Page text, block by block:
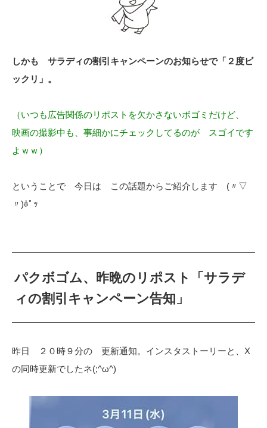
しかも サラディの割引キャンペーンのお知らせで「２度ビ
ックリ」。
（いつも広告関係のリポストを欠かさないボゴミだけど、
映画の撮影中も、事細かにチェックしてるのが スゴイです
よｗｗ）
ということで 今日は この話題からご紹介します (〃▽
〃)ﾎﾟｯ
パクボゴム、昨晩のリポスト「サラデ
ィの割引キャンペーン告知」
昨日 ２０時９分の 更新通知。インスタストーリーと、X
の同時更新でしたネ(;^ω^)